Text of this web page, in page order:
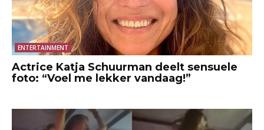
ENTERTAINMENT
Actrice Katja Schuurman deelt sensuele
foto: “Voel me lekker vandaag!”